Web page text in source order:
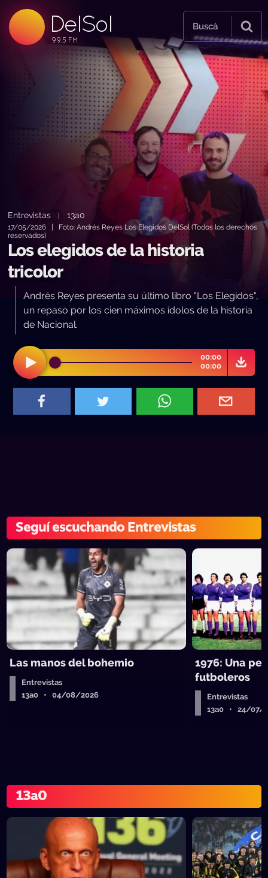
DelSol
99.5 FM
99.5 FM
99.5 FM
Buscá
Entrevistas |13a0
17/05/2026 | Foto: Andrés Reyes Los Elegidos DelSol (Todos los derechos
reservados)
Los elegidos de la historia
tricolor
Andrés Reyes presenta su último libro "Los Elegidos",
un repaso por los cien máximos ídolos de la historia
de Nacional.
00:00
00:00
Seguí escuchando Entrevistas
Las manos del bohemio
Entrevistas
13a0 • 04/08/2026
1976: Una
futboleros
Entrevistas
13a0 • 24/07/
13a0